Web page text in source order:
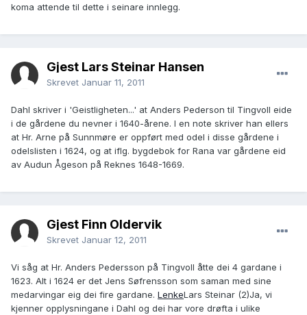
koma attende til dette i seinare innlegg.
Gjest Lars Steinar Hansen
Skrevet Januar 11, 2011
Dahl skriver i 'Geistligheten...' at Anders Pederson til Tingvoll eide
i de gårdene du nevner i 1640-årene. I en note skriver han ellers
at Hr. Arne på Sunnmøre er oppført med odel i disse gårdene i
odelslisten i 1624, og at iflg. bygdebok for Rana var gårdene eid
av Audun Ågeson på Reknes 1648-1669.
Gjest Finn Oldervik
Skrevet Januar 12, 2011
Vi såg at Hr. Anders Pedersson på Tingvoll åtte dei 4 gardane i
1623. Alt i 1624 er det Jens Søfrensson som saman med sine
medarvingar eig dei fire gardane. LenkeLars Steinar (2)Ja, vi
kjenner opplysningane i Dahl og dei har vore drøfta i ulike